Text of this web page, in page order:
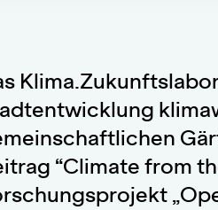
“Climate from